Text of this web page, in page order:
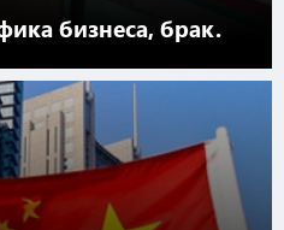
бизнеса, брак.